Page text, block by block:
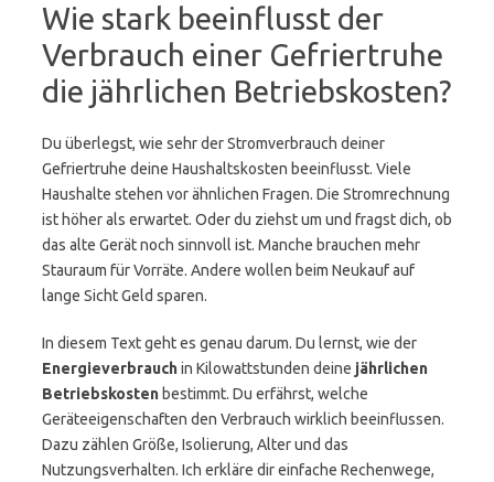
Wie stark beeinflusst der
Verbrauch einer Gefriertruhe
die jährlichen Betriebskosten?
Du überlegst, wie sehr der Stromverbrauch deiner
Gefriertruhe deine Haushaltskosten beeinflusst. Viele
Haushalte stehen vor ähnlichen Fragen. Die Stromrechnung
ist höher als erwartet. Oder du ziehst um und fragst dich, ob
das alte Gerät noch sinnvoll ist. Manche brauchen mehr
Stauraum für Vorräte. Andere wollen beim Neukauf auf
lange Sicht Geld sparen.
In diesem Text geht es genau darum. Du lernst, wie der
Energieverbrauchin Kilowattstunden deine jährlichen
Betriebskosten bestimmt. Du erfährst, welche
Geräteeigenschaften den Verbrauch wirklich beeinflussen.
Dazu zählen Größe, Isolierung, Alter und das
Nutzungsverhalten. Ich erkläre dir einfache Rechenwege,